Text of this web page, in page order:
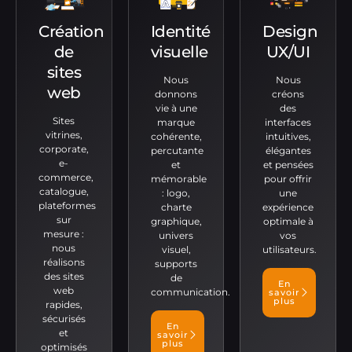
Création
de
sites
web
Sites
vitrines,
corporate,
e-
commerce,
catalogue,
plateformes
sur
mesure :
nous
réalisons
des sites
web
rapides,
sécurisés
et
optimisés
Identité
visuelle
Nous
donnons
vie à une
marque
cohérente,
percutante
et
mémorable
: logo,
charte
graphique,
univers
visuel,
supports
de
communication.
En
savoir
plus
Design
UX/UI
Nous
créons
des
interfaces
intuitives,
élégantes
et pensées
pour offrir
une
expérience
optimale à
vos
utilisateurs.
En
savoir
plus